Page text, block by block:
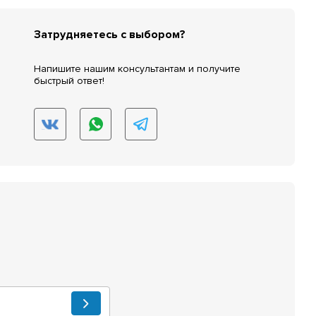
Затрудняетесь с выбором?
Напишите нашим консультантам и получите
быстрый ответ!